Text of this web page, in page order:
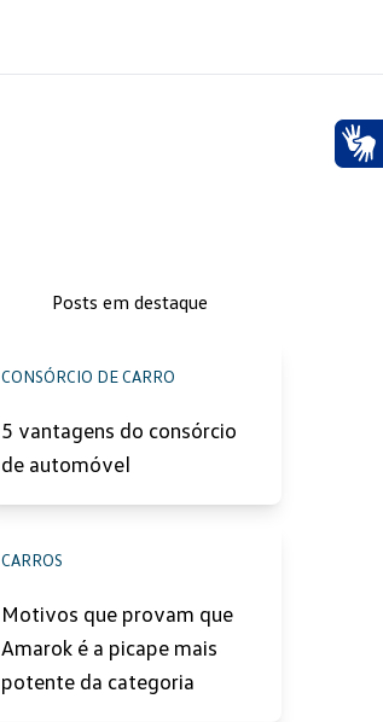
Posts em destaque
CONSÓRCIO DE CARRO
5 vantagens do consórcio
de automóvel
CARROS
Motivos que provam que
Amarok é a picape mais
potente da categoria